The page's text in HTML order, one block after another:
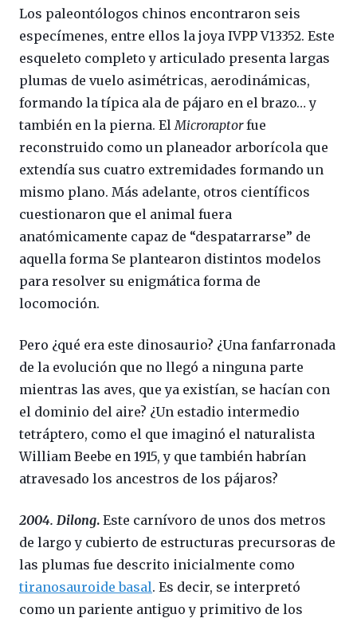
Los paleontólogos chinos encontraron seis
especímenes, entre ellos la joya IVPP V13352. Este
esqueleto completo y articulado presenta largas
plumas de vuelo asimétricas, aerodinámicas,
formando la típica ala de pájaro en el brazo… y
también en la pierna. El Microraptorfue
reconstruido como un planeador arborícola que
extendía sus cuatro extremidades formando un
mismo plano. Más adelante, otros científicos
cuestionaron que el animal fuera
anatómicamente capaz de “despatarrarse” de
aquella forma Se plantearon distintos modelos
para resolver su enigmática forma de
locomoción.
Pero ¿qué era este dinosaurio? ¿Una fanfarronada
de la evolución que no llegó a ninguna parte
mientras las aves, que ya existían, se hacían con
el dominio del aire? ¿Un estadio intermedio
tetráptero, como el que imaginó el naturalista
William Beebe en 1915, y que también habrían
atravesado los ancestros de los pájaros?
2004. Dilong. Este carnívoro de unos dos metros
de largo y cubierto de estructuras precursoras de
las plumas fue descrito inicialmente como
tiranosauroide basal. Es decir, se interpretó
como un pariente antiguo y primitivo de los